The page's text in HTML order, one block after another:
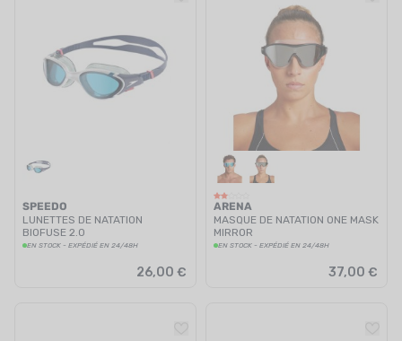
SPEEDO
LUNETTES DE NATATION
BIOFUSE 2.0
EN STOCK - EXPÉDIÉ EN 24/48H
26,00 €
ARENA
MASQUE DE NATATION ONE MASK
MIRROR
EN STOCK - EXPÉDIÉ EN 24/48H
37,00 €